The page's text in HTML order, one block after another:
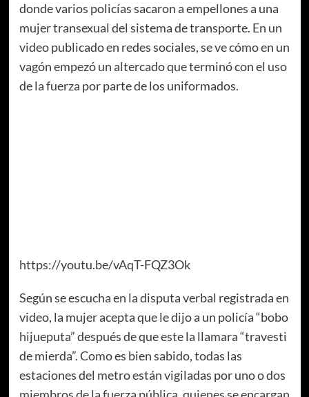
donde varios policías sacaron a empellones a una
mujer transexual del sistema de transporte. En un
video publicado en redes sociales, se ve cómo en un
vagón empezó un altercado que terminó con el uso
de la fuerza por parte de los uniformados.
https://youtu.be/vAqT-FQZ3Ok
Según se escucha en la disputa verbal registrada en
video, la mujer acepta que le dijo a un policía “bobo
hijueputa” después de que este la llamara “travesti
de mierda”. Como es bien sabido, todas las
estaciones del metro están vigiladas por uno o dos